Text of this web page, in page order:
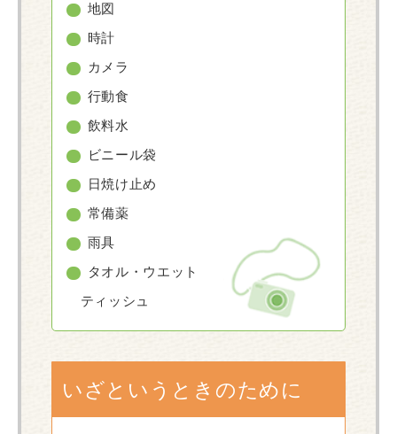
地図
時計
カメラ
行動食
飲料水
ビニール袋
日焼け止め
常備薬
雨具
タオル・ウエット
ティッシュ
いざというときのために